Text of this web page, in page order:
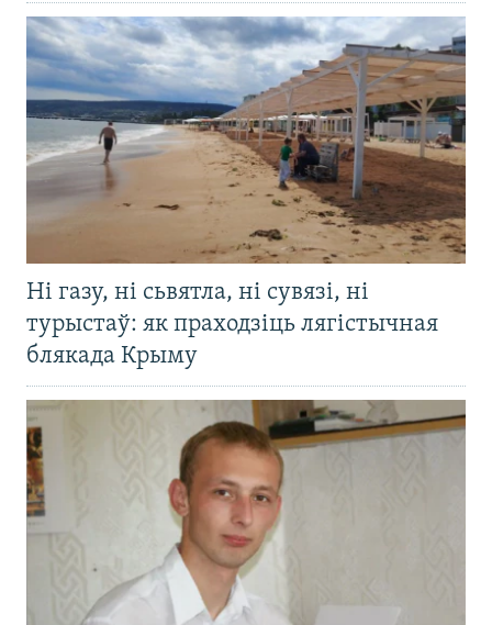
Ні газу, ні сьвятла, ні сувязі, ні
турыстаў: як праходзіць лягістычная
блякада Крыму